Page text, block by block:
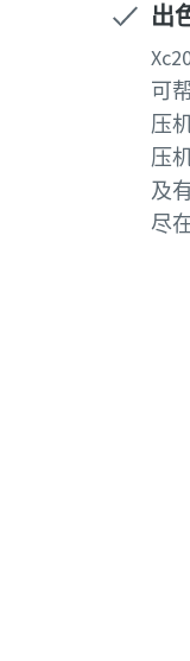
出
可
压机
压
及
尽